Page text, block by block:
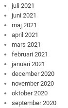
juli 2021
juni 2021
maj 2021
april 2021
mars 2021
februari 2021
januari 2021
december 2020
november 2020
oktober 2020
september 2020